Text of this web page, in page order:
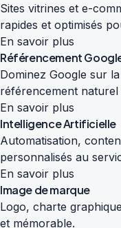
Sites vitrines et e-
rapides et optimisés
En savoir plus
Référencement
Dominez Google sur
référencement naturel
En savoir plus
Intelligence Artificielle
Automatisation,
personnalisés au
En savoir plus
Image de marque
Logo, charte
et mémorable.